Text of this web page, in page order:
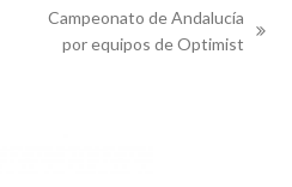
next
Campeonato de Andalucía
por equipos de Optimist